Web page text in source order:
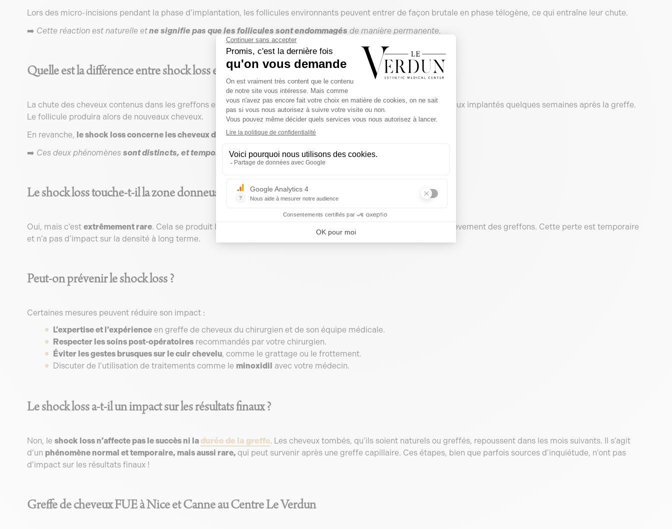
Lors des micro-incisions pendant la phase d’implantation, les follicules environnants peuvent entrer de façon brutale en phase télogène, ce qui entraîne leur chute.
➡️ Cette réaction est naturelle etne signifie pas que les follicules sont endommagés de manière permanente.
Quelle est la différence entre shock loss et chute des greffons post-greffe ?
La chute des cheveux contenus dans les greffons est prévisible et normale. Ces cheveux tombent des follicules pileux implantés quelques semaines après la greffe.
Le follicule produira alors de nouveaux cheveux.
En revanche, le shock loss concerne les cheveux déjà présents sur le cuir chevelu
➡️ Ces deux phénomènes sont distincts, et temporaires.
Le shock loss touche-t-il la zone donneuse ?
Oui, mais c’est extrêmement rare. Cela se produit lorsque les follicules environnants réagissent au stress lié au prélèvement des greffons. Cette perte est temporaire
et n’a pas d’impact sur la densité à long terme.
Peut-on prévenir le shock loss ?
Certaines mesures peuvent réduire son impact :
L’expertise et l’expérienceen greffe de cheveux du chirurgien et de son équipe médicale.
Respecter les soins post-opératoiresrecommandés par votre chirurgien.
Éviter les gestes brusques sur le cuir chevelu, comme le grattage ou le frottement.
Discuter de l’utilisation de traitements comme le minoxidil avec votre médecin.
Le shock loss a-t-il un impact sur les résultats finaux ?
Non, le shock loss n’affecte pas le succès ni ladurée de la greffe. Les cheveux tombés, qu’ils soient naturels ou greffés, repoussent dans les mois suivants. Il s’agit
d’un phénomène normal et temporaire, mais aussi rare, qui peut survenir après une greffe capillaire. Ces étapes, bien que parfois sources d’inquiétude, n’ont pas
d’impact sur les résultats finaux !
Greffe de cheveux FUE à Nice et Canne au Centre Le Verdun